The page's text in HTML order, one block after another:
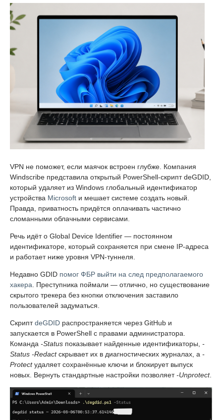
VPN не поможет, если маячок встроен глубже. Компания
Windscribe представила открытый PowerShell-скрипт deGDID,
который удаляет из Windows глобальный идентификатор
устройства Microsoft и мешает системе создать новый.
Правда, приватность придётся оплачивать частично
сломанными облачными сервисами.
Речь идёт о Global Device Identifier — постоянном
идентификаторе, который сохраняется при смене IP-адреса
и работает ниже уровня VPN-туннеля.
Недавно GDID помог ФБР выйти на след предполагаемого
хакера . Преступника поймали — отлично, но существование
скрытого трекера без кнопки отключения заставило
пользователей задуматься.
СкриптdeGDID распространяется через GitHub и
запускается в PowerShell с правами администратора.
Команда -Status показывает найденные идентификаторы, -
Status -Redactскрывает их в диагностических журналах, а -
Protectудаляет сохранённые ключи и блокирует выпуск
новых. Вернуть стандартные настройки позволяет-Unprotect.